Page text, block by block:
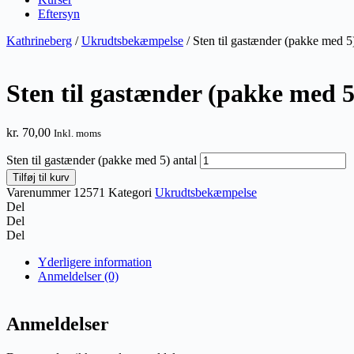
Eftersyn
Kathrineberg /Ukrudtsbekæmpelse / Sten til gastænder (pakke med
Sten til gastænder (pakke med
kr. 70,00 Inkl. moms
Sten til gastænder (pakke med 5) antal
Tilføj til kurv
Varenummer 12571 Kategori Ukrudtsbekæmpelse
Del
Del
Del
Yderligere information
Anmeldelser (0)
Anmeldelser